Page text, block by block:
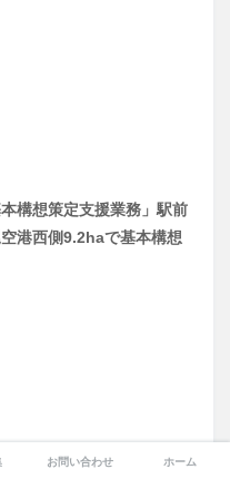
構想策定支援業務」駅前
港西側9.2haで基本構想
お問い合わせ ホーム